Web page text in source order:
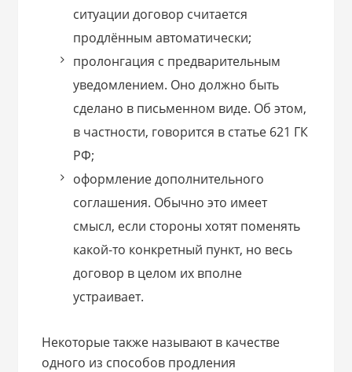
ситуации договор считается
продлённым автоматически;
пролонгация с предварительным
уведомлением. Оно должно быть
сделано в письменном виде. Об этом,
в частности, говорится в статье 621 ГК
РФ;
оформление дополнительного
соглашения. Обычно это имеет
смысл, если стороны хотят поменять
какой-то конкретный пункт, но весь
договор в целом их вполне
устраивает.
Некоторые также называют в качестве
одного из способов продления